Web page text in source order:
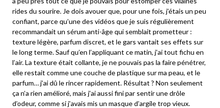
rides du sourire. Je dois avouer que, pour une fois, j’étais un peu
confiant, parce qu’une des vidéos que je suis régulièrement
recommandait un sérum anti-âge qui semblait prometteur :
texture légère, parfum discret, et le gars vantait ses effets sur
le long terme. Sauf qu’en l’appliquant ce matin, j’ai tout fichu en
l’air. La texture était collante, je ne pouvais pas la faire pénétrer,
elle restait comme une couche de plastique sur ma peau, et le
parfum… j’ai dû le rincer rapidement. Résultat ? Non seulement
ça n’a rien amélioré, mais j’ai aussi fini par sentir une drôle
d’odeur, comme si j’avais mis un masque d’argile trop vieux.